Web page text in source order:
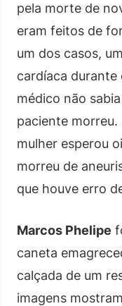
pela morte de
eram feitos de
um dos casos,
cardíaca
médico não
paciente morreu.
mulher esperou
morreu de
que houve erro
Marcos Phelipe
caneta
calçada de um
imagens